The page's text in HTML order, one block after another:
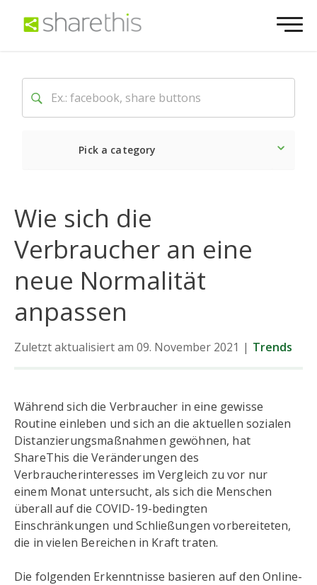
Pick a category
Wie sich die
Verbraucher an eine
neue Normalität
anpassen
Zuletzt aktualisiert am 09. November 2021 | Trends
Während sich die Verbraucher in eine gewisse
Routine einleben und sich an die aktuellen sozialen
Distanzierungsmaßnahmen gewöhnen, hat
ShareThis die Veränderungen des
Verbraucherinteresses im Vergleich zu vor nur
einem Monat untersucht, als sich die Menschen
überall auf die COVID-19-bedingten
Einschränkungen und Schließungen vorbereiteten,
die in vielen Bereichen in Kraft traten.
Die folgenden Erkenntnisse basieren auf den Online-